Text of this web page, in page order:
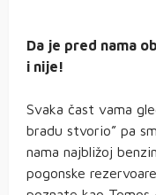
Da je pred nama
i nije!
Svaka čast vama
bradu stvorio” pa
nama najbližoj
pogonske